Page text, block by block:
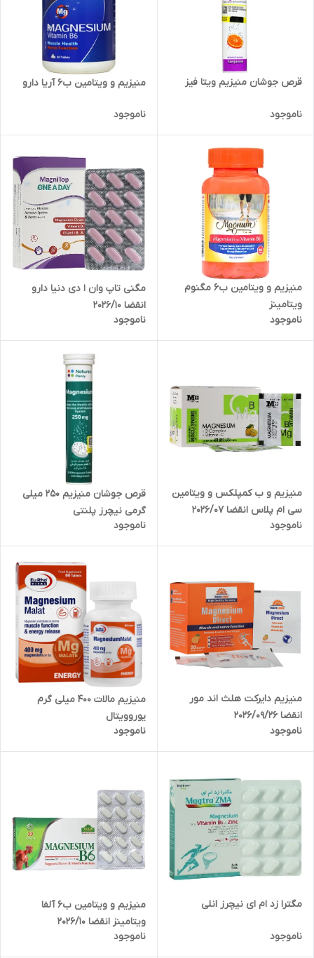
قرص جوشان منیزیم ویتا فیز
ناموجود
منیزیم و ویتامین ب6 آریا دارو
ناموجود
منیزیم و ویتامین ب6 مگنوم
ویتامینز
ناموجود
مگنی تاپ وان ا دی دنیا دارو
انقضا 2026/10
ناموجود
منیزیم و ب کمپلکس و ویتامین
سی ام پلاس انقضا 2026/07
ناموجود
قرص جوشان منیزیم 250 میلی
گرمی نیچرز پلنتی
ناموجود
منیزیم دایرکت هلث اند مور
انقضا 2026/09/26
ناموجود
منیزیم مالات 400 میلی گرم
یوروویتال
ناموجود
مگترا زد ام ای نیچرز انلی
ناموجود
منیزیم و ویتامین ب6 آلفا
ویتامینز انقضا 2026/10
ناموجود